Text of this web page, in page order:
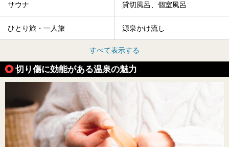
サウナ 貸切風呂、個室風呂
ひとり旅・一人旅 源泉かけ流し
すべて表示する
切り傷に効能がある温泉の魅力